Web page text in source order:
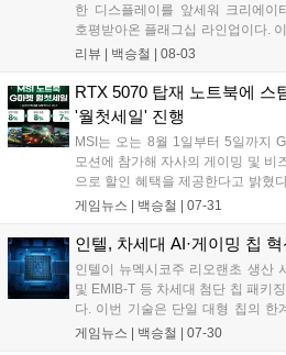
한 디스플레이를 앞세워 크리에이
호평받아온 플래그십 라인업이다.
로 7a(Yoga Pro 7a Gen 11, 이하 요
이젠 AI MAX+ 388(Ryzen AI
8060S)' 내장 그래픽을 탑재해, 영
게이머들의 눈길을 사로잡을 만한
었다....
리뷰 | 백승철 08-03
RTX 5070 탑재 노트북에 스
'월첫세일' 진행
MSI는 오는 8월 1일부터 5일까지
모션에 참가해 자사의 게이밍 및 비
으로 할인 혜택을 제공한다고 밝혔
매 시 8% 선택 쿠폰, 8% 중복 쿠폰
수 제품이 포함되어 사용자의 환경
게임뉴스 | 백승철 07-31
인텔, 차세대 AI·게이밍 칩
인텔이 뉴멕시코주 리오랜초 생산
및 EMIB-T 등 차세대 첨단 칩 패키
다. 이번 기술은 단일 대형 칩의 한
고속 연결함으로써, 고성능 AI 워크
게임뉴스 | 백승철 07-30